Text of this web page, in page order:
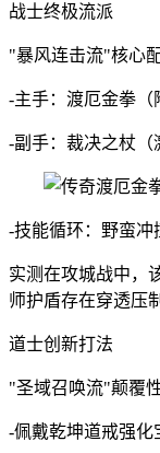
战士终极流派
"暴风连击流"核心配
-主手：渡厄金拳（
-副手：裁决之杖（
-技能循环：野蛮
实测在攻城战中，
师护盾存在穿透压
道士创新打法
"圣域召唤流"颠覆性
-佩戴乾坤道戒强化